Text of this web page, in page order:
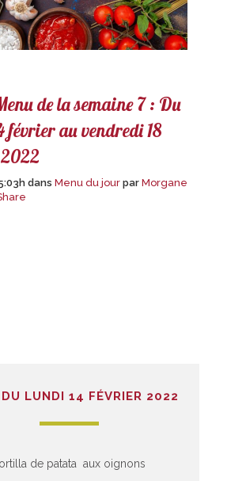
de la semaine 7 : Du
février au vendredi 18
dans Menu du jour par Morgane
LUNDI 14 FÉVRIER 2022
de patata aux oignons